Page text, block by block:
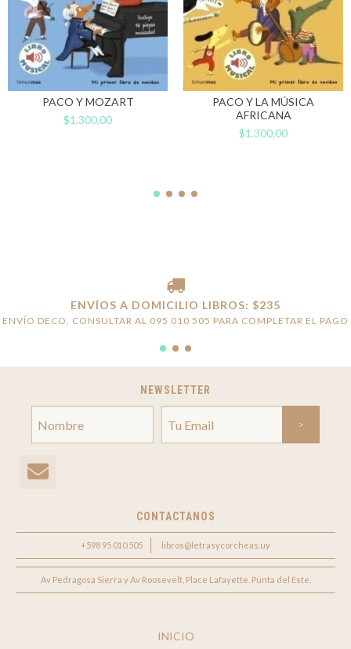
PACO Y MOZART
$1.300,00
PACO Y LA MÚSICA
AFRICANA
$1.300,00
ENVÍOS A DOMICILIO LIBROS: $235
ENVÍO DECO, CONSULTAR AL 095 010 505 PARA COMPLETAR EL PAGO
NEWSLETTER
CONTACTANOS
+598 95 010 505 libros@letrasycorcheas.uy
Av Pedragosa Sierra y Av Roosevelt, Place Lafayette. Punta del Este.
INICIO